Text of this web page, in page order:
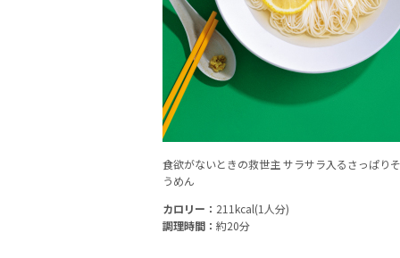
食欲がないときの救世主 サラサラ入るさっぱりそ
うめん
カロリー： 211kcal(1人分)
調理時間： 約20分